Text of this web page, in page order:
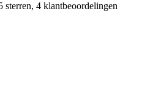
sterren, 4 klantbeoordelingen